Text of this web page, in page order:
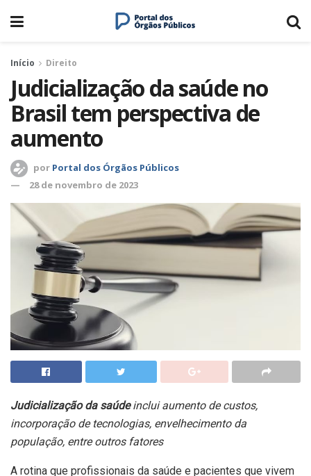
Início Direito
Judicialização da saúde no
Brasil tem perspectiva de
aumento
por Portal dos Órgãos Públicos
28 de novembro de 2023
Judicialização da saúdeinclui aumento de custos,
incorporação de tecnologias, envelhecimento da
população, entre outros fatores
A rotina que profissionais da saúde e pacientes que vivem